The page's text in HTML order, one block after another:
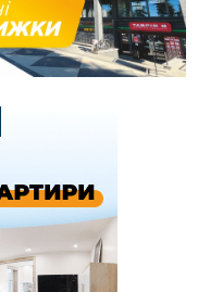
створила
військових та їхні
комплекс
незаконного
з обліку
слуханнях в
джипінгу в